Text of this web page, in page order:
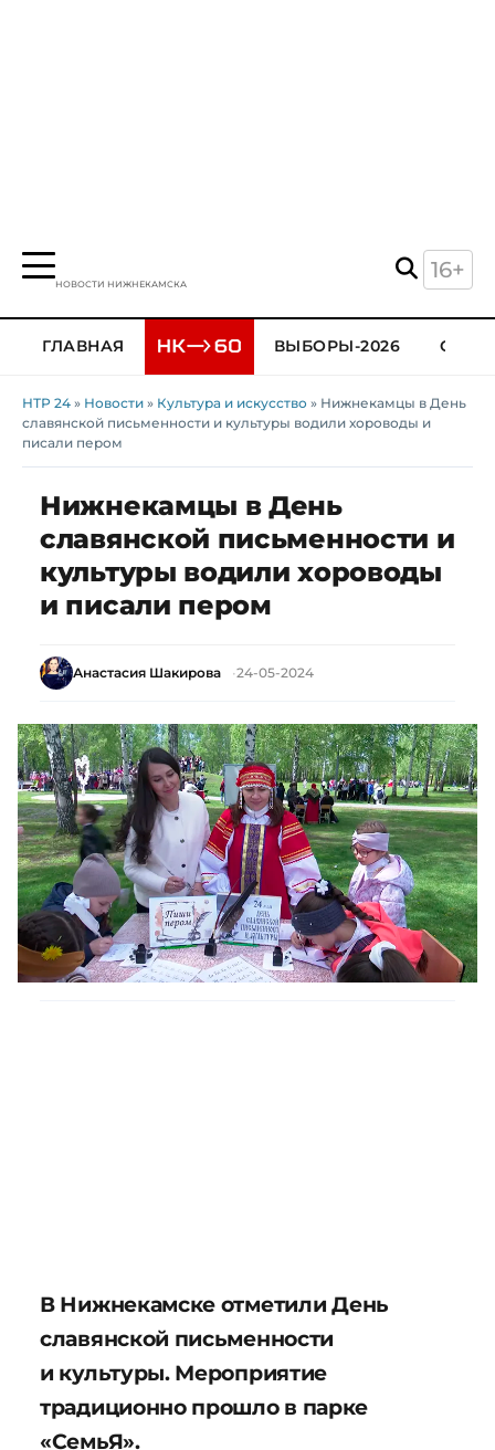
НОВОСТИ НИЖНЕКАМСКА
16+
ГЛАВНАЯ ВЫБОРЫ-2026
НТР 24 » Новости » Культура и искусство » Нижнекамцы в День
славянской письменности и культуры водили хороводы и
писали пером
Нижнекамцы в День
славянской письменности и
культуры водили хороводы
и писали пером
Анастасия Шакирова 24-05-2024
В Нижнекамске отметили День
славянской письменности
и культуры. Мероприятие
традиционно прошло в парке
«СемьЯ».